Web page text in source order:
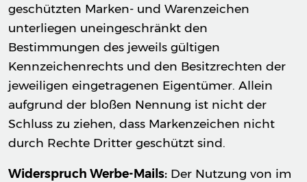
geschützten Marken- und Warenzeichen
unterliegen uneingeschränkt den
Bestimmungen des jeweils gültigen
Kennzeichenrechts und den Besitzrechten der
jeweiligen eingetragenen Eigentümer. Allein
aufgrund der bloßen Nennung ist nicht der
Schluss zu ziehen, dass Markenzeichen nicht
durch Rechte Dritter geschützt sind.
Widerspruch Werbe-Mails:Der Nutzung von im